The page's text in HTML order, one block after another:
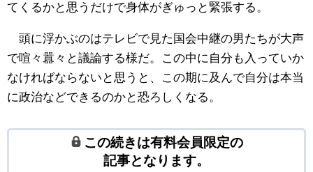
てくるかと思うだけで身体がぎゅっと緊張する。
頭に浮かぶのはテレビで見た国会中継の男たちが大声
で喧々囂々と議論する様だ。この中に自分も入っていか
なければならないと思うと、この期に及んで自分は本当
に政治などできるのかと恐ろしくなる。
この続きは有料会員限定の
記事となります。